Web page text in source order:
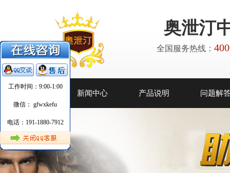
奥泄汀
全国服务热线：
新闻中心 产品说明 问题解
工作时间：9:00-1:00
微信： gfwxkefu
电话：191-1880-7912